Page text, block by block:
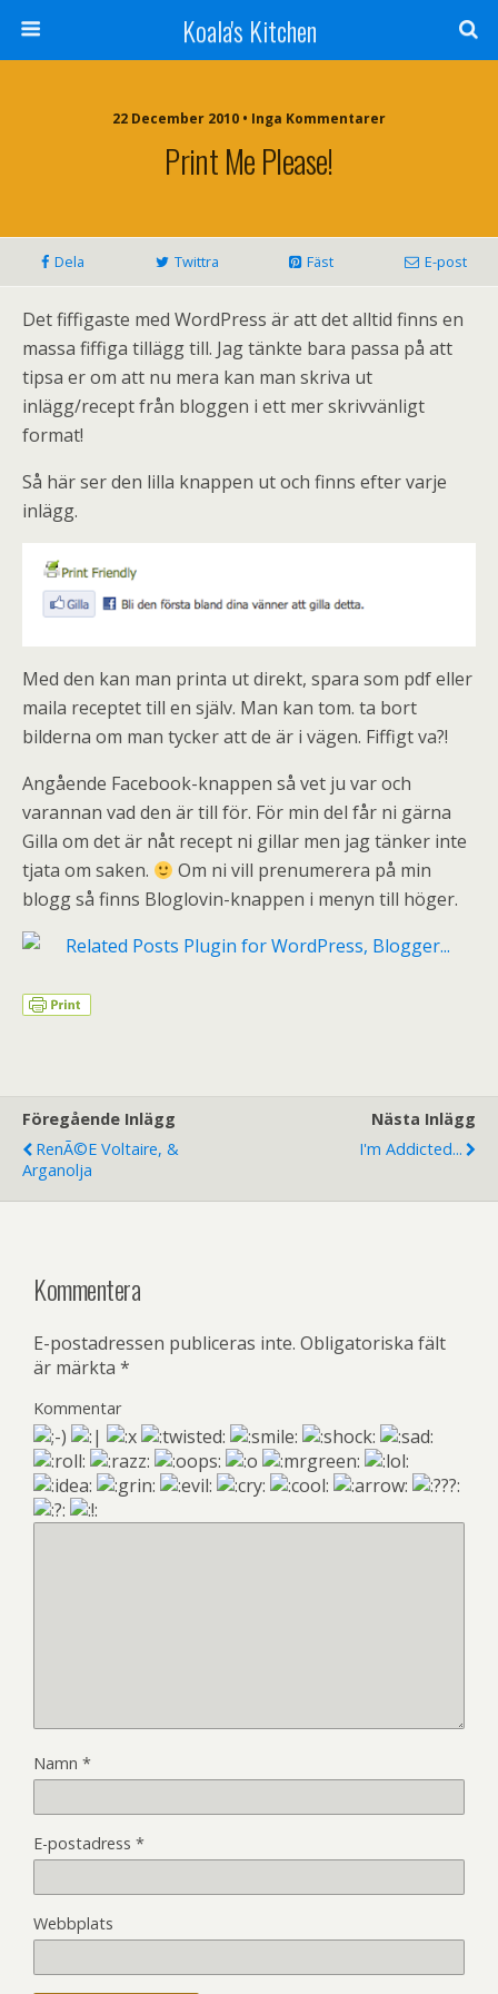
Koala's Kitchen
22 December 2010 • Inga Kommentarer
Print Me Please!
Dela Twittra Fäst E-post
Det fiffigaste med WordPress är att det alltid finns en
massa fiffiga tillägg till. Jag tänkte bara passa på att
tipsa er om att nu mera kan man skriva ut
inlägg/recept från bloggen i ett mer skrivvänligt
format!
Så här ser den lilla knappen ut och finns efter varje
inlägg.
Med den kan man printa ut direkt, spara som pdf eller
maila receptet till en själv. Man kan tom. ta bort
bilderna om man tycker att de är i vägen. Fiffigt va?!
Angående Facebook-knappen så vet ju var och
varannan vad den är till för. För min del får ni gärna
Gilla om det är nåt recept ni gillar men jag tänker inte
tjata om saken.
Om ni vill prenumerera på min
blogg så finns Bloglovin-knappen i menyn till höger.
Föregående Inlägg
RenÃ©e Voltaire, &
Arganolja
Nästa Inlägg
I'm Addicted...
Kommentera
E-postadressen publiceras inte. Obligatoriska fält
är märkta *
Kommentar
Namn *
E-postadress *
Webbplats